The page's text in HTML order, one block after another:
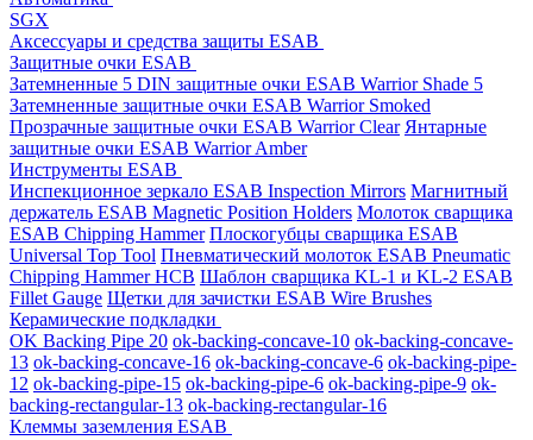
SGX
Аксессуары и средства защиты ESAB
Защитные очки ESAB
Затемненные 5 DIN защитные очки ESAB Warrior Shade 5
Затемненные защитные очки ESAB Warrior Smoked
Прозрачные защитные очки ESAB Warrior Clear Янтарные
защитные очки ESAB Warrior Amber
Инструменты ESAB
Инспекционное зеркало ESAB Inspection Mirrors Магнитный
держатель ESAB Magnetic Position Holders Молоток сварщика
ESAB Chipping Hammer Плоскогубцы сварщика ESAB
Universal Top Tool Пневматический молоток ESAB Pneumatic
Chipping Hammer HCB Шаблон сварщика KL-1 и KL-2 ESAB
Fillet Gauge Щетки для зачистки ESAB Wire Brushes
Керамические подкладки
OK Backing Pipe 20 ok-backing-concave-10 ok-backing-concave-
13 ok-backing-concave-16 ok-backing-concave-6 ok-backing-pipe-
12 ok-backing-pipe-15 ok-backing-pipe-6 ok-backing-pipe-9 ok-
backing-rectangular-13 ok-backing-rectangular-16
Клеммы заземления ESAB